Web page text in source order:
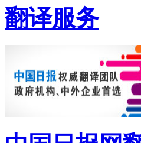
翻译服务